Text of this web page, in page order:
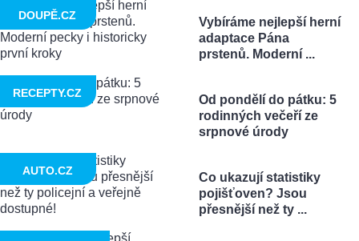
Vybíráme nejlepší herní
adaptace Pána
prstenů. Moderní ...
DOUPĚ.CZ
Od pondělí do pátku: 5
rodinných večeří ze
srpnové úrody
RECEPTY.CZ
Co ukazují statistiky
pojišťoven? Jsou
přesnější než ty ...
AUTO.CZ